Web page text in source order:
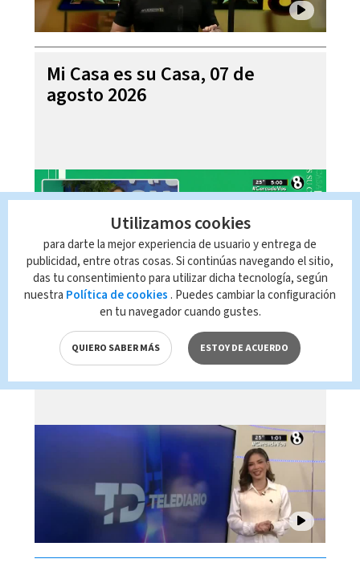
Mi Casa es su Casa, 07 de
agosto 2026
Telediario En Directo con Paula
Brenes, 07 de agosto 2026
Utilizamos cookies
para darte la mejor experiencia de usuario y entrega de
publicidad, entre otras cosas. Si continúas navegando el sitio,
das tu consentimiento para utilizar dicha tecnología, según
nuestra Política de cookies . Puedes cambiar la configuración
en tu navegador cuando gustes.
QUIERO SABER MÁS ESTOY DE ACUERDO